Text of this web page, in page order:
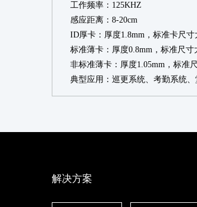
工作频率： 125KHZ
感应距离： 8-20cm
ID厚卡：厚度1.8mm ，标准卡尺
标准薄卡：厚度0.8mm ，标准尺
非标准薄卡：厚度1.05mm ，标准
典型应用：巡更系统、考勤系统
解决方案